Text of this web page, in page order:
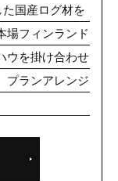
国産ログ材を
場フィンランド
ウを掛け合わせ
プランアレンジ